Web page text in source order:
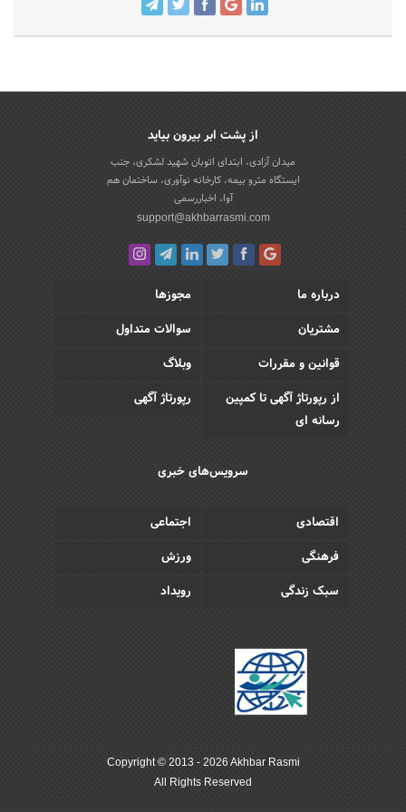
از پشت ابر بیرون بیاید
میدان آزادی، ابتدای اتوبان شهید لشکری، جنب
ایستگاه مترو بیمه، کارخانه نوآوری، ساختمان هم
آوا، اخباررسمی
support@akhbarrasmi.com
درباره ما
مجوزها
مشتریان
سوالات متداول
قوانین و مقررات
وبلاگ
از رپورتاژ آگهی تا کمپین
رسانه ای
رپورتاژ آگهی
سرویس‌های خبری
اقتصادی
اجتماعی
فرهنگی
ورزش
سبک زندگی
رویداد
Copyright © 2013 - 2026 Akhbar Rasmi
All Rights Reserved